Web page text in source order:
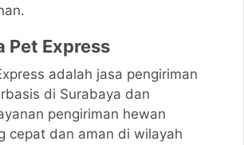
Pet Express
adalah jasa pengiriman
di Surabaya dan
pengiriman hewan
cepat dan aman di wilayah